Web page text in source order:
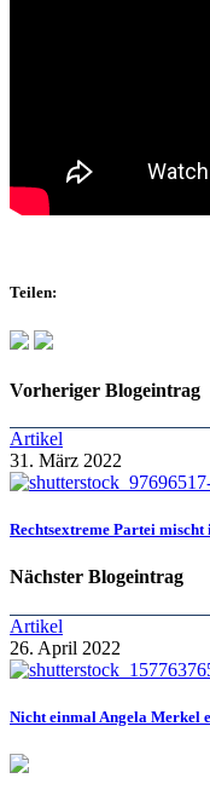
Teilen:
Vorheriger Blogeintrag
Artikel
31. März 2022
Rechtsextreme Partei
Nächster Blogeintrag
Artikel
26. April 2022
Nicht einmal Angela Merkel